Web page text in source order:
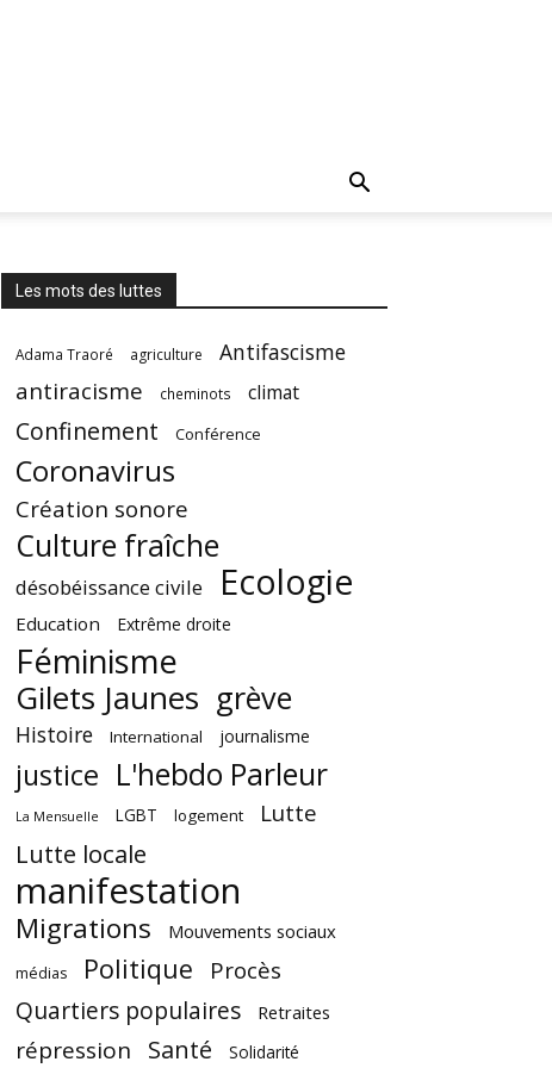
Les mots des luttes
Adama Traoré agriculture Antifascisme
antiracisme cheminots climat
Confinement Conférence
Coronavirus
Création sonore
Culture fraîche
désobéissance civile Ecologie
Education Extrême droite
Féminisme
Gilets Jaunes grève
Histoire International journalisme
justice L'hebdo Parleur
La Mensuelle LGBT logement Lutte
Lutte locale
manifestation
Migrations Mouvements sociaux
médias Politique Procès
Quartiers populaires Retraites
répression Santé Solidarité